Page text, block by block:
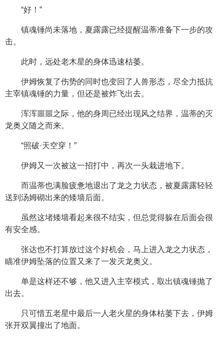
“好！”
镇魂锤尚未落地，夏露露已经提醒温蒂准备下一步的攻
击。
此时，远处老木星的身体迅速枯萎。
伊姆恢复了伤势的同时也变回了人兽形态，尽全力抵抗
主宰镇魂锤的力量，但还是被炸飞出去。
浑浑噩噩之际，他的身周已经出现风之结界，温蒂的灭
龙奥义随之而来。
“照破·天空穿！”
伊姆又一次被这一招打中，再次一头栽进地下。
而温蒂也满脸疲惫地退出了龙之力状态，被夏露露轻轻
送到汤姆砌出来的矮墙后面。
虽然这堵矮墙看起来很不结实，但总觉得躲在后面会很
有安全感。
张达也不打算放过这个好机会，马上进入龙之力状态，
瞄准伊姆坠落的位置又来了一发灭龙奥义。
单是这样还不够，他又进入主宰模式，取出镇魂锤抛了
出去。
只可惜五老星中最后一人老火星的身体枯萎下去，伊姆
张开双翼撞出了地面。